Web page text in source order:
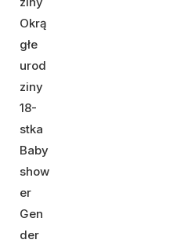
Okrą
głe
urod
ziny
18-
stka
Baby
show
er
Gen
der